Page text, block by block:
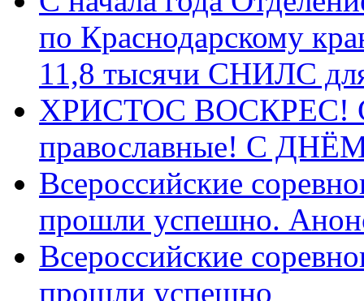
по Краснодарскому
11,8 тысячи СНИЛС
ХРИСТОС ВОСКРЕС! С
православные! C
Всероссийские
прошли успешно.
Всероссийские
прошли успешно